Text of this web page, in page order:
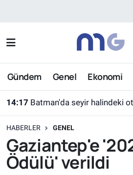
Gündem Genel Ekonomi
14:17 Batman'da seyir halindeki
HABERLER GENEL
Gaziantep'e
Ödülü' verildi
Nöbetçi Eczaneler
Hava Durumu
Süper Lig Puan Durumu ve
Tüm Manşetler